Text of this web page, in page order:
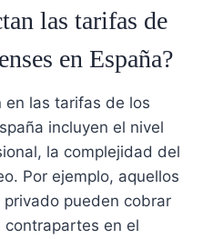
las tarifas de
en España?
en las tarifas de los
incluyen el nivel
la complejidad del
Por ejemplo, aquellos
pueden cobrar
en el